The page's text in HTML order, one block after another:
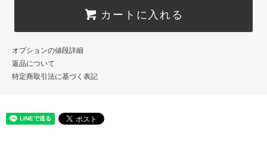
カートに入れる
オプションの値段詳細
返品について
特定商取引法に基づく表記